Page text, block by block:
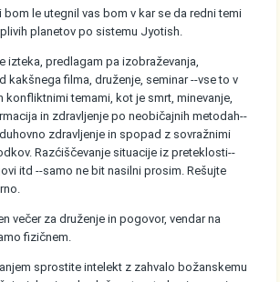
le utegnil vas bom v kar se da redni temi
planetov po sistemu Jyotish.
izteka, predlagam pa izobraževanja,
kakšnega filma, druženje, seminar --vse to v
konfliktnimi temami, kot je smrt, minevanje,
in zdravljenje po neobičajnih metodah--
zdravljenje in spopad z sovražnimi
Razćiščevanje situacije iz preteklosti--
itd --samo ne bit nasilni prosim. Rešujte
večer za druženje in pogovor, vendar na
fizičnem.
sprostite intelekt z zahvalo božanskemu